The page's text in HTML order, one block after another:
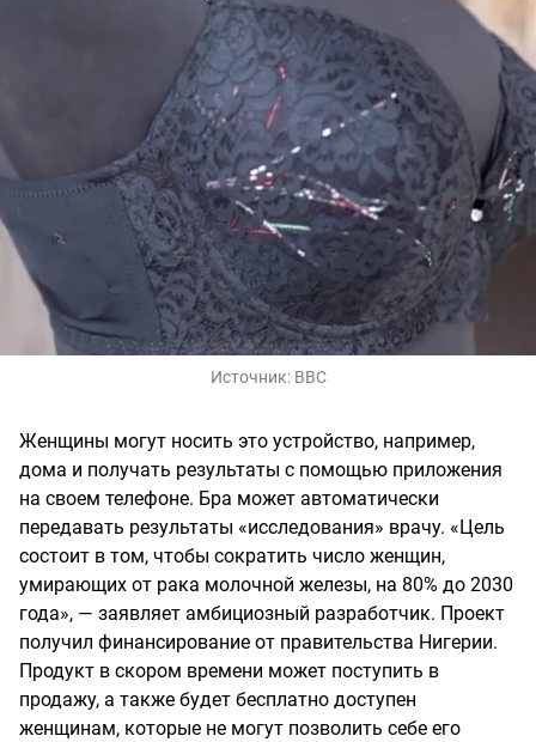
Источник: BBC
Женщины могут носить это устройство, например,
дома и получать результаты с помощью приложения
на своем телефоне. Бра может автоматически
передавать результаты «исследования» врачу. «Цель
состоит в том, чтобы сократить число женщин,
умирающих от рака молочной железы, на 80% до 2030
года», — заявляет амбициозный разработчик. Проект
получил финансирование от правительства Нигерии.
Продукт в скором времени может поступить в
продажу, а также будет бесплатно доступен
женщинам, которые не могут позволить себе его